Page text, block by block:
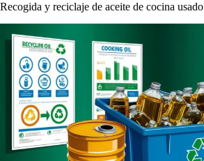
Recogida y reciclaje de aceite de cocina usado